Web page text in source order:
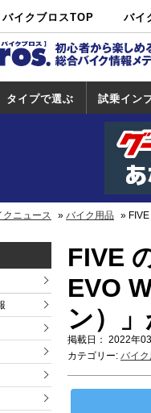
バイクブロスTOP バイ
中古
ク・
カタ
索
ショ
索
タイプで選ぶ 試乗イン
試乗イン
一覧
ホンダ
ヤマハ
スズキ
カワサキ
ハーレー
BMW
トライア
ドゥカテ
クニュース バイク用品
FIVE
EVO
ン）」
掲載日： 2022年
カテゴリー: バイク